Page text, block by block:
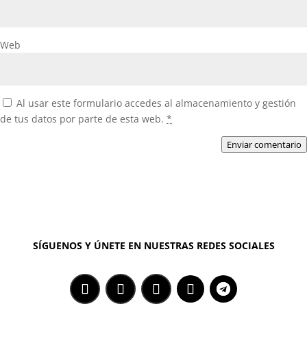
Web
Al usar este formulario accedes al almacenamiento y gestión
de tus datos por parte de esta web. *
Enviar comentario
SÍGUENOS Y ÚNETE EN NUESTRAS REDES SOCIALES